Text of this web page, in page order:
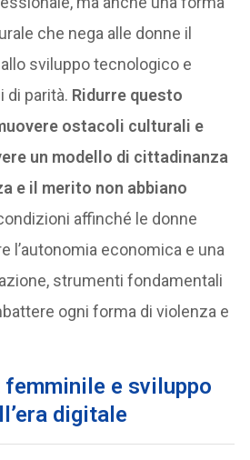
che nega alle donne il
sviluppo tecnologico e
di parità. Ridurre questo
ostacoli culturali e
un modello di cittadinanza
e il merito non abbiano
affinché le donne
l’autonomia economica e una
strumenti fondamentali
ogni forma di violenza e
femminile e sviluppo
digitale